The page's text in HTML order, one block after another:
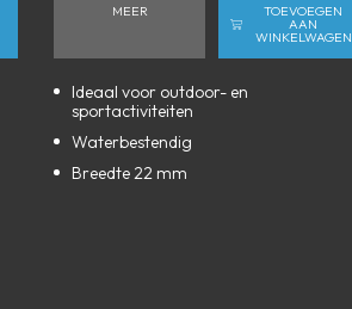
MEER TOEVOEGEN
AAN
WINKELWAGEN
Ideaal voor outdoor- en
sportactiviteiten
Waterbestendig
Breedte 22 mm